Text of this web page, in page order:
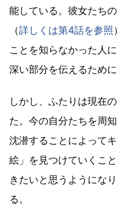
能している。彼女たち
（詳しくは第4話を参照
ことを知らなかった人
深い部分を伝えるため
しかし、ふたりは現在
た。今の自分たちを周
沈潜することによって
絵」を見つけていくこ
きたいと思うようにな
る。